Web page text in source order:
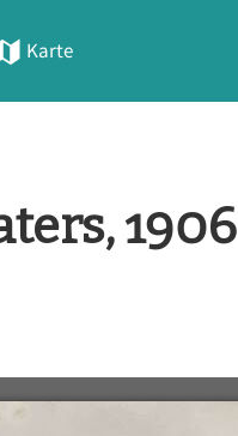
Karte
1906